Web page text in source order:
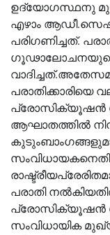
ഉദ്യോഗസ്ഥനു
എഴാം
പരിഗണിച്ചത്.
ഗൂഢാലോചനയുടെ
പരാതിക്കാരിയെ
പ്രോസിക്യൂഷന്‍
ആഘാതത്തില്‍
പരാതി
പ്രോസിക്യൂഷന്‍
സംവിധായിക